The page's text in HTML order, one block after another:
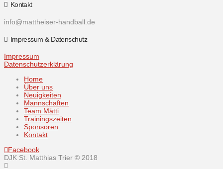
Kontakt
info@mattheiser-handball.de
Impressum & Datenschutz
Impressum
Datenschutzerklärung
Home
Über uns
Neuigkeiten
Mannschaften
Team Mätti
Trainingszeiten
Sponsoren
Kontakt
Facebook
DJK St. Matthias Trier © 2018